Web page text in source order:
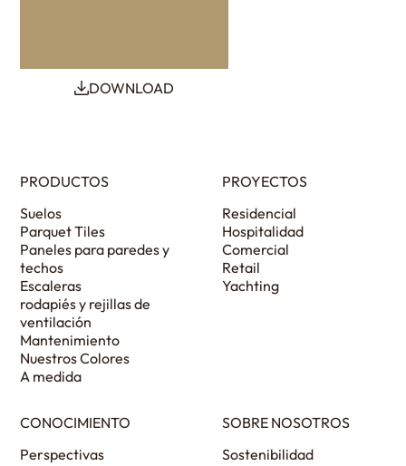
DOWNLOAD
PRODUCTOS
Suelos
Parquet Tiles
Paneles para paredes y
techos
Escaleras
rodapiés y rejillas de
ventilación
Mantenimiento
Nuestros Colores
A medida
PROYECTOS
Residencial
Hospitalidad
Comercial
Retail
Yachting
CONOCIMIENTO
Perspectivas
SOBRE NOSOTROS
Sostenibilidad